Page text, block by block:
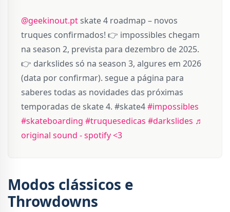
@geekinout.ptskate 4 roadmap – novos
truques confirmados! 👉 impossibles chegam
na season 2, prevista para dezembro de 2025.
👉 darkslides só na season 3, algures em 2026
(data por confirmar). segue a página para
saberes todas as novidades das próximas
temporadas de skate 4. #skate4#impossibles
#skateboarding #truquesedicas #darkslides ♬
original sound - spotify <3
Modos clássicos e
Throwdowns